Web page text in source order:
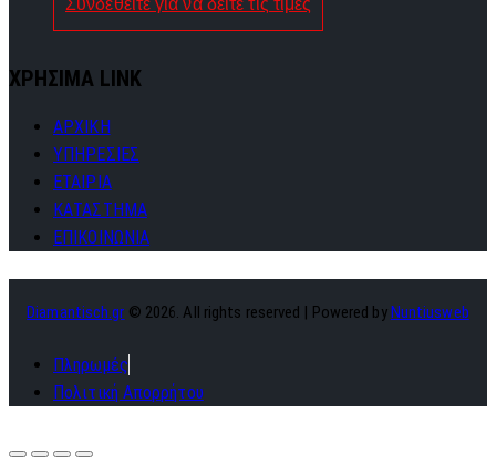
Συνδεθείτε για να δείτε τις τιμές
ΧΡΗΣΙΜΑ LINK
ΑΡΧΙΚΗ
ΥΠΗΡΕΣΙΕΣ
ΕΤΑΙΡΙΑ
ΚΑΤΑΣΤΗΜΑ
ΕΠΙΚΟΙΝΩΝΙΑ
Diamantisch.gr © 2026. All rights reserved | Powered by Nuntiusweb
Πληρωμές
Πολιτική Απορρήτου